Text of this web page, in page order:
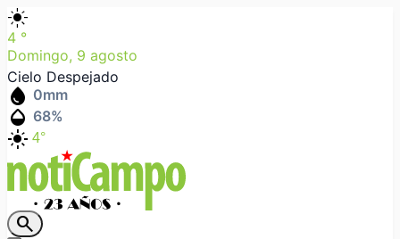
light_mode
4 °
Domingo, 9 agosto
Cielo Despejado
water_drop 0mm
humidity_mid 68%
light_mode 4°
search